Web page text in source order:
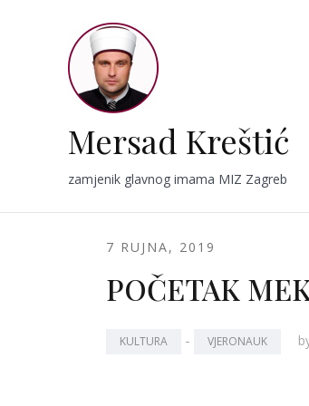
Mersad Kreštić
zamjenik glavnog imama MIZ Zagreb
7 RUJNA, 2019
POČETAK
KULTURA - VJERONAUK